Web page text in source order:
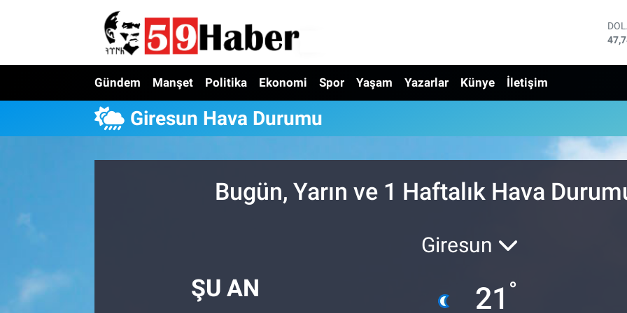
Gündem Manşet Politika Ekonomi Spor Yaşam Yazarlar Künye İletişim
Giresun Hava Durumu
Bugün, Yarın ve 1 Haftalık Hava
ŞU AN
Giresun
21 °